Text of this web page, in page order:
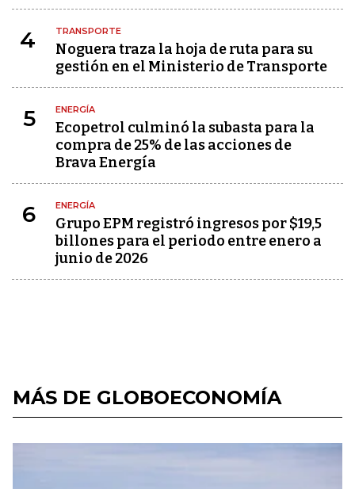
4 TRANSPORTE
Noguera traza la hoja de ruta para su
gestión en el Ministerio de Transporte
5 ENERGÍA
Ecopetrol culminó la subasta para la
compra de 25% de las acciones de
Brava Energía
6 ENERGÍA
Grupo EPM registró ingresos por $19,5
billones para el periodo entre enero a
junio de 2026
MÁS DE GLOBOECONOMÍA